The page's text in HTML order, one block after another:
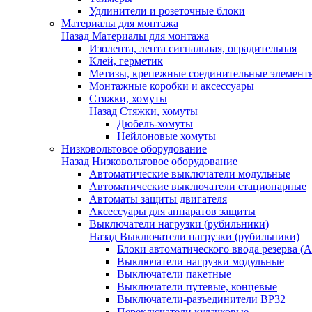
Удлинители и розеточные блоки
Материалы для монтажа
Назад Материалы для монтажа
Изолента, лента сигнальная, оградительная
Клей, герметик
Метизы, крепежные соединительные
Монтажные коробки и аксессуары
Стяжки, хомуты
Назад Стяжки, хомуты
Дюбель-хомуты
Нейлоновые хомуты
Низковольтовое оборудование
Назад Низковольтовое оборудование
Автоматические выключатели модульные
Автоматические выключатели стационарные
Автоматы защиты двигателя
Аксессуары для аппаратов защиты
Выключатели нагрузки (рубильники)
Назад Выключатели нагрузки (рубильники)
Блоки автоматического ввода резерва
Выключатели нагрузки модульные
Выключатели пакетные
Выключатели путевые, концевые
Выключатели-разъединители ВР32